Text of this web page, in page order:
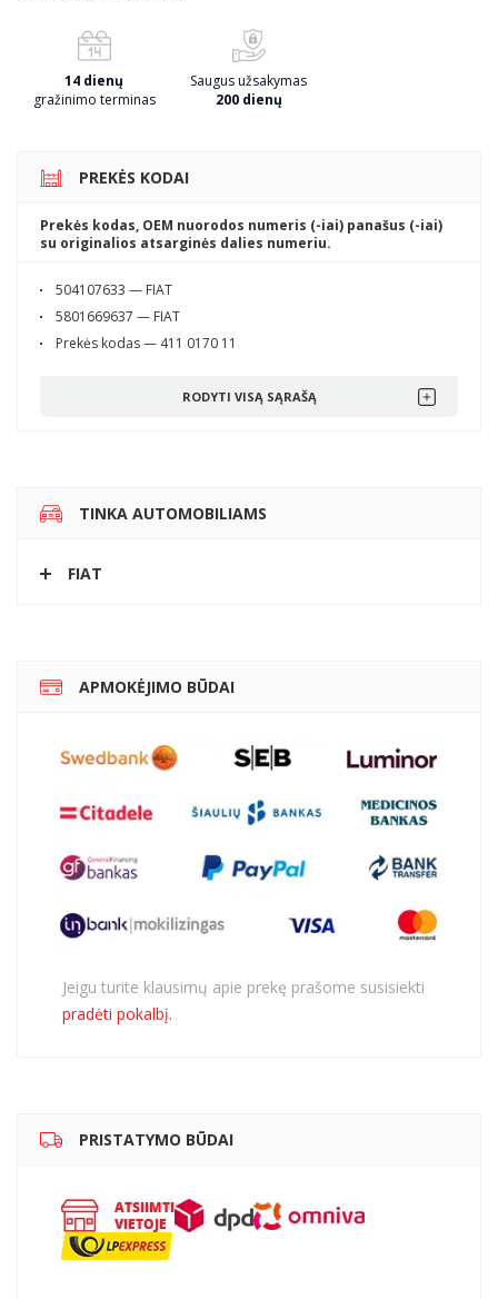
14 dienų
gražinimo terminas
Saugus užsakymas
200 dienų
PREKĖS KODAI
Prekės kodas, OEM nuorodos numeris (-iai) panašus (-iai)
su originalios atsarginės dalies numeriu.
504107633 — FIAT
5801669637 — FIAT
Prekės kodas — 411 0170 11
RODYTI VISĄ SĄRAŠĄ
TINKA AUTOMOBILIAMS
FIAT
APMOKĖJIMO BŪDAI
Jeigu turite klausimų apie prekę prašome susisiekti
pradėti pokalbį.
PRISTATYMO BŪDAI